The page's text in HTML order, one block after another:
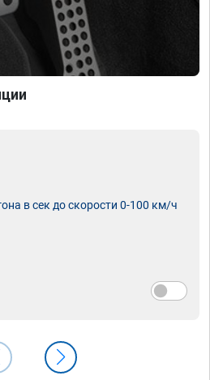
в сек до скорости 0-100 км/ч